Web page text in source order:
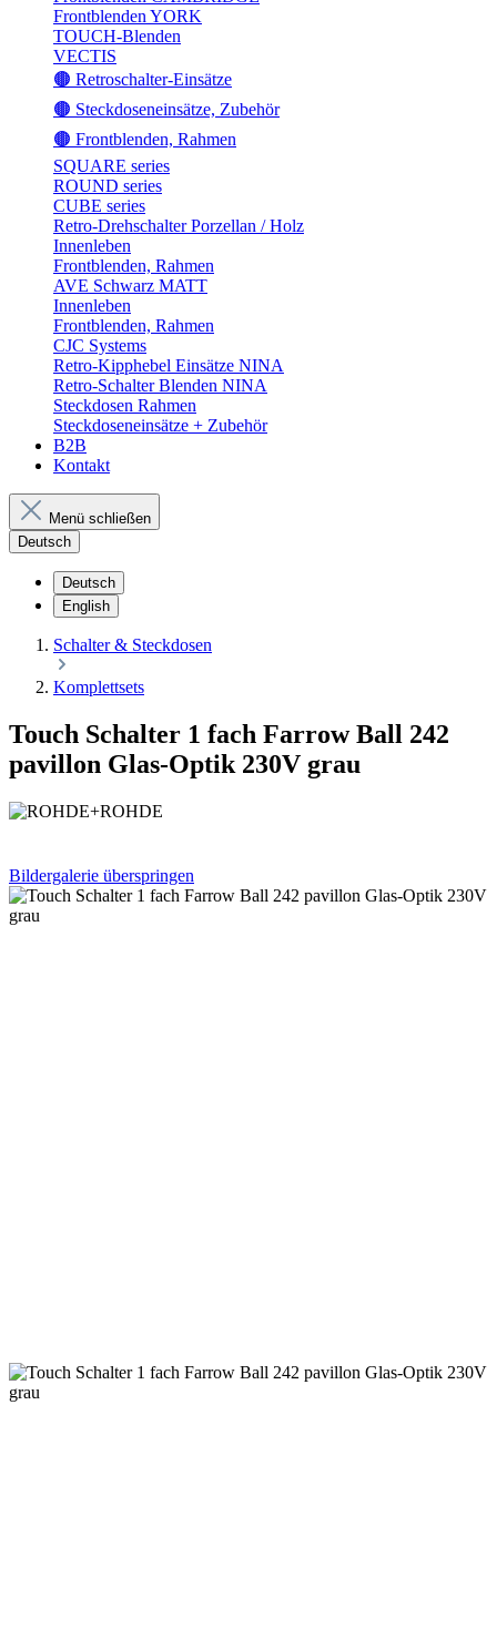
Frontblenden YORK
TOUCH-Blenden
VECTIS
🟤 Retroschalter-Einsätze
🟤 Steckdoseneinsätze, Zubehör
🟤 Frontblenden, Rahmen
SQUARE series
ROUND series
CUBE series
Retro-Drehschalter Porzellan / Holz
Innenleben
Frontblenden, Rahmen
AVE Schwarz MATT
Innenleben
Frontblenden, Rahmen
CJC Systems
Retro-Kipphebel Einsätze NINA
Retro-Schalter Blenden NINA
Steckdosen Rahmen
Steckdoseneinsätze + Zubehör
B2B
Kontakt
Menü schließen
Deutsch
Deutsch
English
Schalter & Steckdosen
Komplettsets
Touch Schalter 1 fach Farrow Ball 242
pavillon Glas-Optik 230V grau
Bildergalerie überspringen